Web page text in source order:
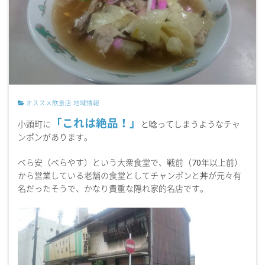
オススメ飲食店 地域情報
小頭町に 「これは絶品！」
と唸ってしまうようなチャ
ンポンがあります。
べら安（べらやす）という大衆食堂で、戦前（70年以上前）
から営業している老舗の食堂としてチャンポンと丼が元々有
名だったそうで、かなり貴重な隠れ家的名店です。